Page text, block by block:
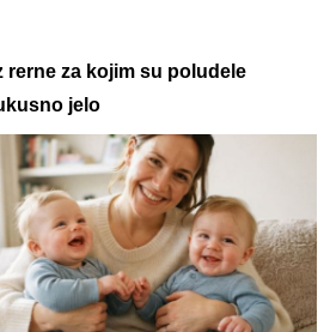
rerne za kojim su poludele
jelo